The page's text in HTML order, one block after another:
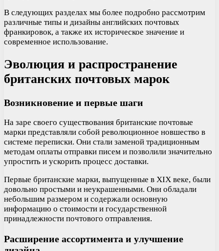
В следующих разделах мы более подробно рассмотрим
различные типы и дизайны английских почтовых
франкировок, а также их историческое значение и
современное использование.
Эволюция и распространение
британских почтовых марок
Возникновение и первые шаги
На заре своего существования британские почтовые
марки представляли собой революционное новшество в
системе переписки. Они стали заменой традиционным
методам оплаты отправки писем и позволили значительно
упростить и ускорить процесс доставки.
Первые британские марки, выпущенные в XIX веке, были
довольно простыми и неукрашенными. Они обладали
небольшим размером и содержали основную
информацию о стоимости и государственной
принадлежности почтового отправления.
Расширение ассортимента и улучшение